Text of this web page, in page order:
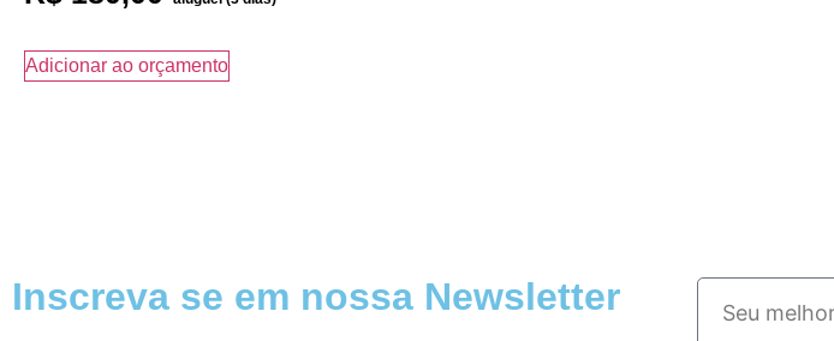
Adicionar ao orçamento
Inscreva se em nossa Newsletter